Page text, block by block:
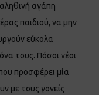
αγάπη
παιδιού, να μην
εύκολα
τους. Πόσοι νέοι
προσφέρει μία
με τους γονείς